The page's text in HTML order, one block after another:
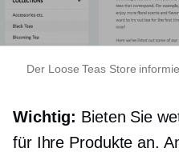
Der Loose Teas Store
Wichtig: Bieten Sie
für Ihre Produkte an.